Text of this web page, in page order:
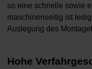
so eine schnelle sowie
maschinenseitig ist
Auslegung des
Hohe